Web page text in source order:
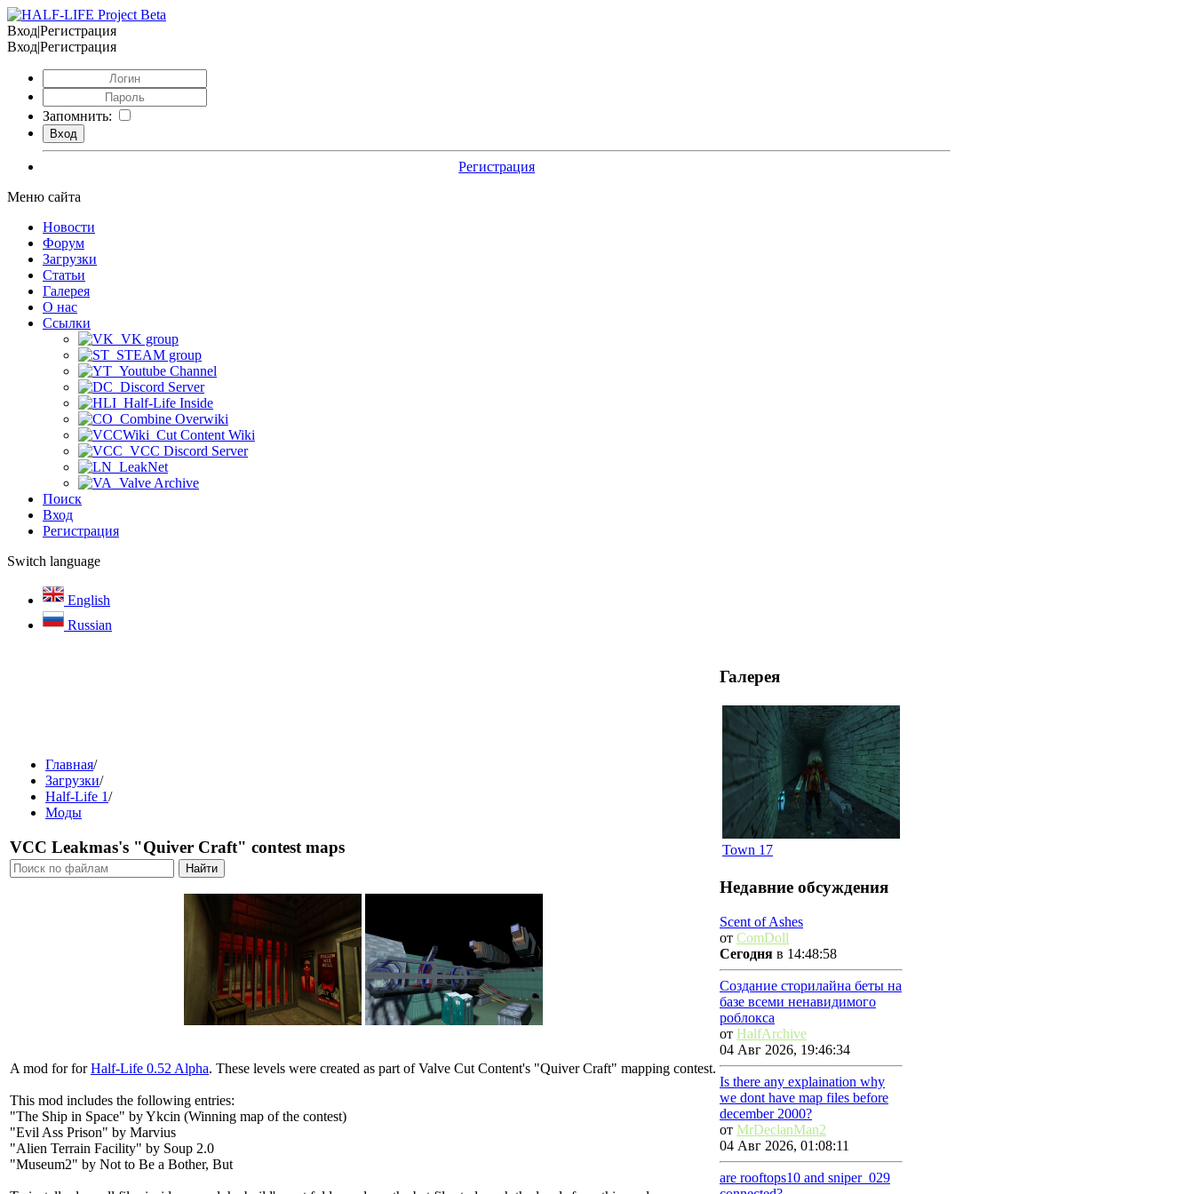
Вход|Регистрация
Вход|Регистрация
Запомнить:
Регистрация
Меню сайта
Новости
Форум
Загрузки
Статьи
Галерея
О нас
Ссылки
VK group
STEAM group
Youtube Channel
Discord Server
Half-Life Inside
Combine Overwiki
Cut Content Wiki
VCC Discord Server
LeakNet
Valve Archive
Поиск
Вход
Регистрация
Switch language
English
Russian
Главная/
Загрузки/
Half-Life 1/
Моды
VCC Leakmas's "Quiver Craft" contest maps
A mod for forHalf-Life 0.52 Alpha. These levels were created as part of Valve Cut Content's "Quiver Craft" mapping contest.
This mod includes the following entries:
"The Ship in Space" by Ykcin (Winning map of the contest)
"Evil Ass Prison" by Marvius
"Alien Terrain Facility" by Soup 2.0
"Museum2" by Not to Be a Bother, But
Галерея
Town 17
Недавние обсуждения
Scent of Ashes
от ComDoll
Сегодня в 14:48:58
Создание сторилайна беты на
базе всеми ненавидимого
роблокса
от HalfArchive
04 Авг 2026, 19:46:34
Is there any explaination why
we dont have map files before
december 2000?
от MrDeclanMan2
04 Авг 2026, 01:08:11
are rooftops10 and sniper_029